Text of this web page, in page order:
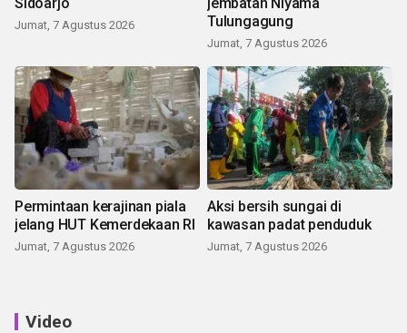
Jumat, 7 Agustus 2026
Tulungagung
Jumat, 7 Agustus 2026
Permintaan kerajinan piala
jelang HUT Kemerdekaan RI
Jumat, 7 Agustus 2026
Aksi bersih sungai di
kawasan padat penduduk
Jumat, 7 Agustus 2026
Video